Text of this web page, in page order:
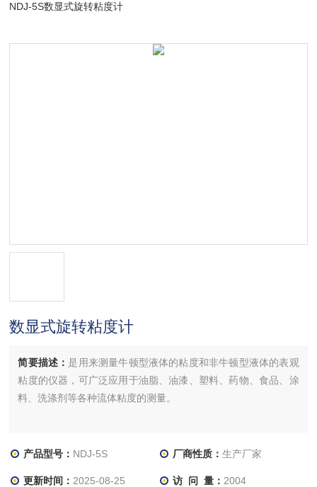
NDJ-5S数显式旋转粘度计
数显式旋转粘度计
简要描述： 是用来测量牛顿型液体的粘度和非牛顿型液体的表观
粘度的仪器，可广泛应用于油脂、油漆、塑料、药物、食品、涂
料、洗涤剂等各种流体粘度的测量。
产品型号： NDJ-5S 厂商性质： 生产厂家
更新时间： 2025-08-25 访 问 量： 2004